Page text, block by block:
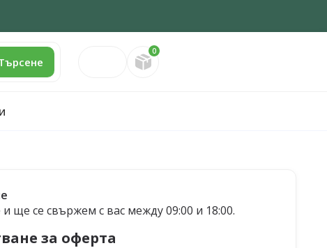
0
ще се свържем с вас между 09:00 и 18:00.
за оферта